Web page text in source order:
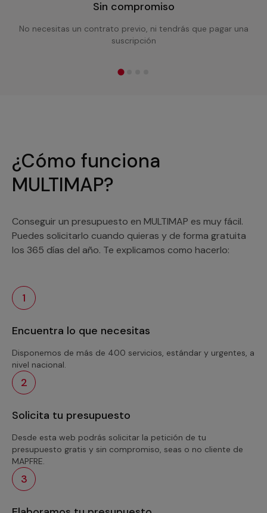
Sin compromiso
No necesitas un contrato previo, ni tendrás que pagar una
suscripción
¿Cómo funciona
MULTIMAP?
Conseguir un presupuesto en MULTIMAP es muy fácil.
Puedes solicitarlo cuando quieras y de forma gratuita
los 365 días del año. Te explicamos como hacerlo:
1
Encuentra lo que necesitas
Disponemos de más de 400 servicios, estándar y urgentes, a
nivel nacional.
2
Solicita tu presupuesto
Desde esta web podrás solicitar la petición de tu
presupuesto gratis y sin compromiso, seas o no cliente de
MAPFRE.
3